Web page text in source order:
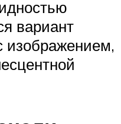
вариант
изображением,